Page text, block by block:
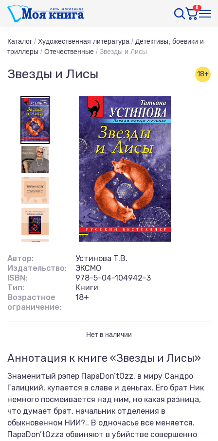
0
Каталог / Художественная литература / Детективы, боевики и
триллеры / Отечественные / Звезды и Лисы
Звезды и Лисы 18+
Автор:
Устинова Т.В.
Издательство:
ЭКСМО
ISBN:
978-5-04-104942-3
Тип:
Книги
Возрастное
ограничение:
18+
Нет в наличии
Аннотация к книге «Звезды и Лисы»
Знаменитый рэпер ПараDon’tOzz, в миру Сандро
Галицкий, купается в славе и деньгах. Его брат Ник
немного посмеивается над ним, но какая разница,
что думает брат, начальник отделения в
обыкновенном НИИ?.. В одночасье все меняется.
ПараDon’tOzzа обвиняют в убийстве совершенно